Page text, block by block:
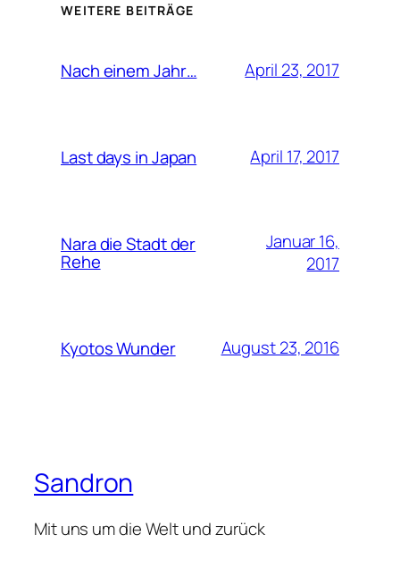
WEITERE BEITRÄGE
Nach einem Jahr… April 23, 2017
Last days in Japan April 17, 2017
Nara die Stadt der
Rehe
Januar 16,
2017
Kyotos Wunder August 23, 2016
Sandron
Mit uns um die Welt und zurück